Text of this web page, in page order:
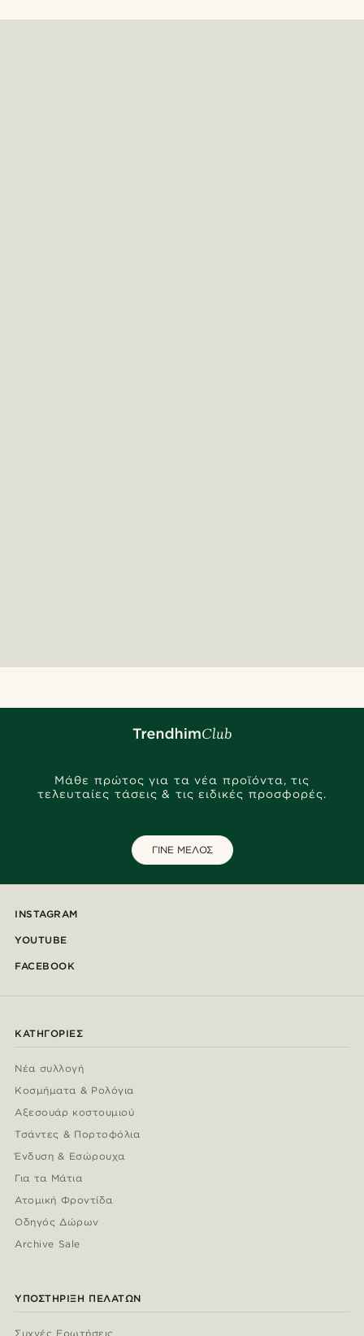
Μάθε πρώτος για τα νέα προϊόντα, τις
τελευταίες τάσεις & τις ειδικές προσφορές.
ΓΙΝΕ ΜΕΛΟΣ
INSTAGRAM
YOUTUBE
FACEBOOK
ΚΑΤΗΓΟΡΊΕΣ
Νέα συλλογή
Κοσμήματα & Ρολόγια
Αξεσουάρ κοστουμιού
Τσάντες & Πορτοφόλια
Ένδυση & Εσώρουχα
Για τα Μάτια
Ατομική Φροντίδα
Οδηγός Δώρων
Archive Sale
ΥΠΟΣΤΉΡΙΞΗ ΠΕΛΑΤΏΝ
Συχνές Ερωτήσεις